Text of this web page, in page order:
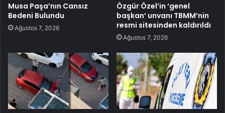
Musa Paşa’nın Cansız
Bedeni Bulundu
Ağustos 7, 2026
Özgür Özel’in ‘genel
başkan’ unvanı TBMM’nin
resmi sitesinden kaldırıldı
Ağustos 7, 2026